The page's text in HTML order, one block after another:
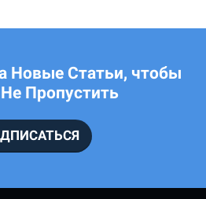
Новые Статьи, чтобы
Пропустить